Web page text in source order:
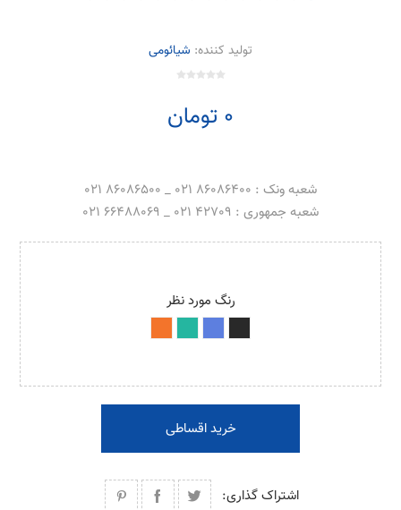
تولید کننده: شیائومی
0 تومان
شعبه ونک : 86086400 021 _ 86086500 021
شعبه جمهوری : 42709 021 _ 66488069 021
رنگ مورد نظر
خرید اقساطی
اشتراک گذاری: